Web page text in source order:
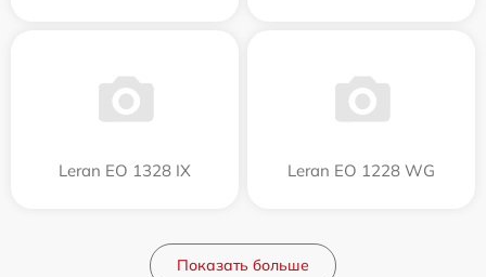
Leran EO 1328 IX Leran EO 1228 WG
Показать больше